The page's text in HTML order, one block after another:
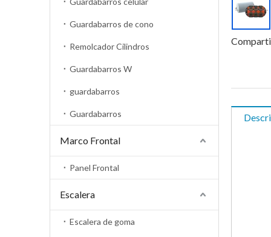
Guardabarros de cono
Remolcador Cilindros
Guardabarros W
guardabarros
Guardabarros
Marco Frontal
Panel Frontal
Escalera
Escalera de goma